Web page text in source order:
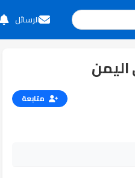
الرسائل
متابعة